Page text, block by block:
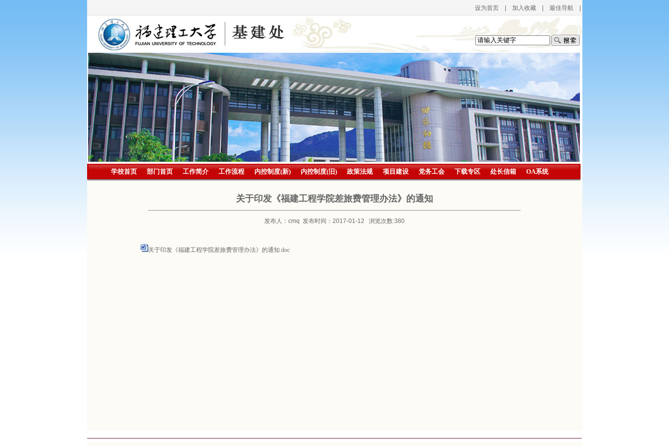
设为首页 加入收藏 最佳导航
学校首页 部门首页 工作简介 工作流程 内控制度(新) 内控制度(旧) 政策法规 项目建设 党务工会 下载专区 处长信箱 OA系统
关于印发《福建工程学院差旅费管理办法》的通知
发布人：cmq 发布时间：2017-01-12 浏览次数:380
关于印发《福建工程学院差旅费管理办法》的通知.doc